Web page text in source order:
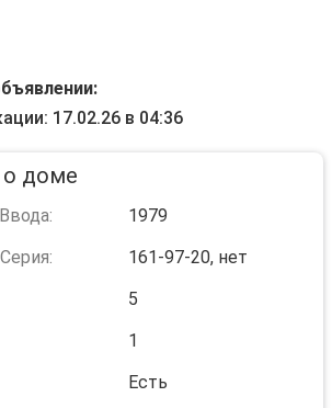
17.02.26 в 04:36
доме
1979
161-97-20, нет
5
1
Есть